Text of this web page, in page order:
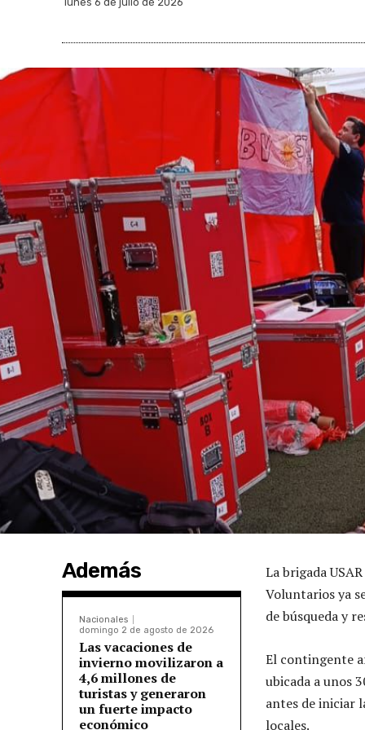
Además
Nacionales
domingo 2 de agosto de 2026
Las vacaciones de
invierno movilizaron a
4,6 millones de
turistas y generaron
un fuerte impacto
económico
La brigada
Voluntarios ya
de búsqueda y
El contingente
ubicada a unos
antes de iniciar
locales.